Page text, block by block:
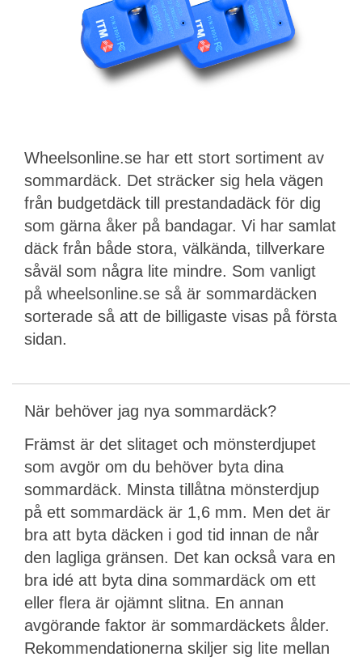
Wheelsonline.se har ett stort sortiment av
sommardäck. Det sträcker sig hela vägen
från budgetdäck till prestandadäck för dig
som gärna åker på bandagar. Vi har samlat
däck från både stora, välkända, tillverkare
såväl som några lite mindre. Som vanligt
på wheelsonline.se så är sommardäcken
sorterade så att de billigaste visas på första
sidan.
När behöver jag nya sommardäck?
Främst är det slitaget och mönsterdjupet
som avgör om du behöver byta dina
sommardäck. Minsta tillåtna mönsterdjup
på ett sommardäck är 1,6 mm. Men det är
bra att byta däcken i god tid innan de når
den lagliga gränsen. Det kan också vara en
bra idé att byta dina sommardäck om ett
eller flera är ojämnt slitna. En annan
avgörande faktor är sommardäckets ålder.
Rekommendationerna skiljer sig lite mellan